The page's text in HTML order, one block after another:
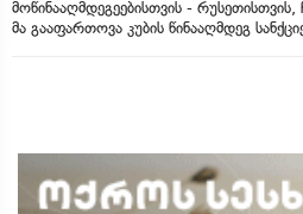
მოწინააღმდეგეებისთვის - რუსეთისთვის,
მა გააფართოვა კუბის წინააღმდეგ